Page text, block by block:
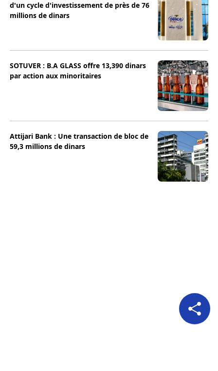
d'un cycle d'investissement de près de 76
millions de dinars
SOTUVER : B.A GLASS offre 13,390 dinars
par action aux minoritaires
Attijari Bank : Une transaction de bloc de
59,3 millions de dinars